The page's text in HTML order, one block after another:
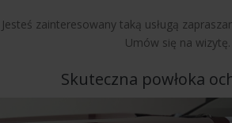
Jesteś zainteresowany taką usługą
Umów się na wizytę.
Skuteczna powłoka